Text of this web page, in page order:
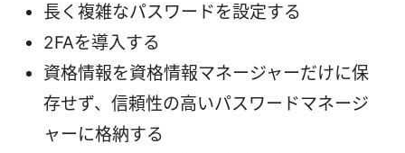
長く複雑なパスワードを設定する
2FAを導入する
資格情報を資格情報マネージャーだけに保
存せず、信頼性の高いパスワードマネージ
ャーに格納する